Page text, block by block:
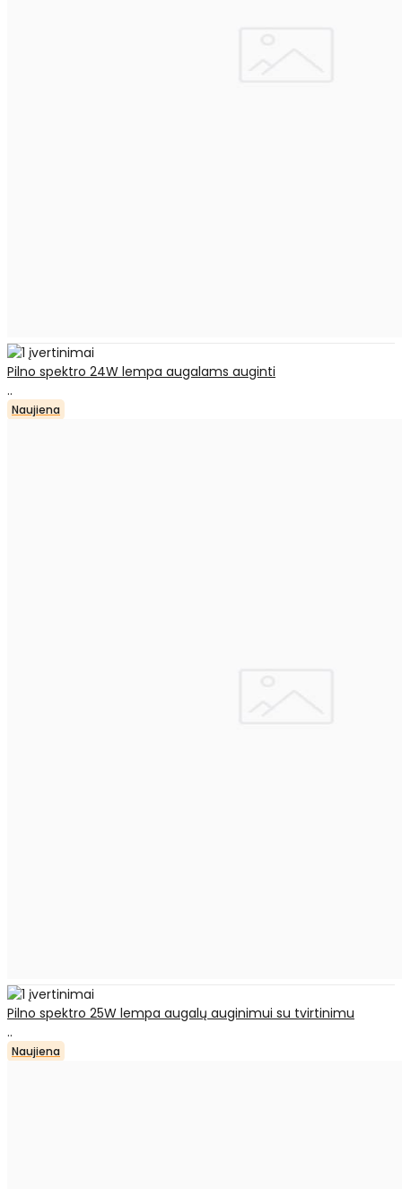
Pilno spektro 24W lempa augalams auginti
..
Naujiena
Pilno spektro 25W lempa augalų auginimui su tvirtinimu
..
Naujiena